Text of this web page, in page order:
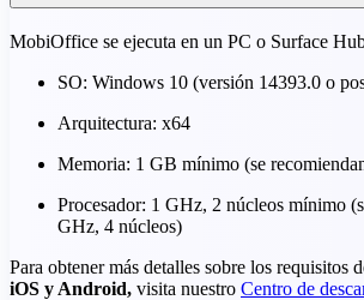
MobiOffice se ejecuta en un PC o Surface
SO: Windows 10 (versión 14393.0 o
Arquitectura: x64
Memoria: 1 GB mínimo (se
Procesador: 1 GHz, 2 núcleos mínimo
GHz, 4 núcleos)
Para obtener más detalles sobre los requisitos
iOS y Android, visita nuestro Centro de